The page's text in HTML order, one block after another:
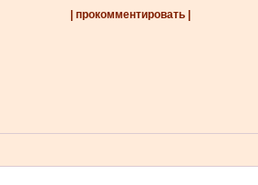
| прокомментировать |